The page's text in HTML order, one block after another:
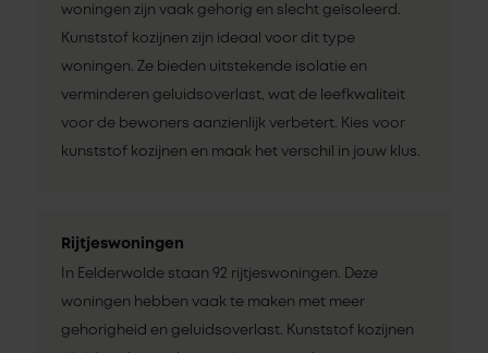
woningen zijn vaak gehorig en slecht geïsoleerd.
Kunststof kozijnen zijn ideaal voor dit type
woningen. Ze bieden uitstekende isolatie en
verminderen geluidsoverlast, wat de leefkwaliteit
voor de bewoners aanzienlijk verbetert. Kies voor
kunststof kozijnen en maak het verschil in jouw klus.
Rijtjeswoningen
In Eelderwolde staan 92 rijtjeswoningen. Deze
woningen hebben vaak te maken met meer
gehorigheid en geluidsoverlast. Kunststof kozijnen